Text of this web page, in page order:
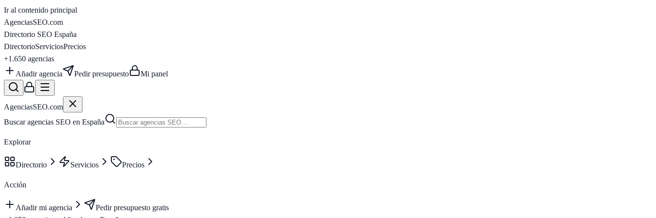
Ir al contenido principal
AgenciasSEO.com
Directorio SEO España
DirectorioServiciosPrecios
+1.650 agencias
Añadir agencia
Pedir presupuesto Mi panel
AgenciasSEO.com
Buscar agencias SEO en España
Explorar
Directorio Servicios Precios
Acción
Añadir mi agencia
Pedir presupuesto gratis